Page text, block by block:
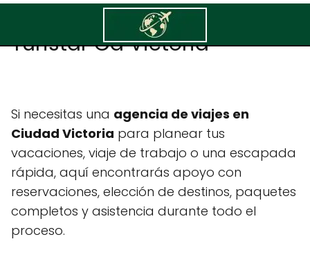
Central Autobuses Etn
Turistar Cd Victoria
Si necesitas una agencia de viajes en
Ciudad Victoria para planear tus
vacaciones, viaje de trabajo o una escapada
rápida, aquí encontrarás apoyo con
reservaciones, elección de destinos, paquetes
completos y asistencia durante todo el
proceso.